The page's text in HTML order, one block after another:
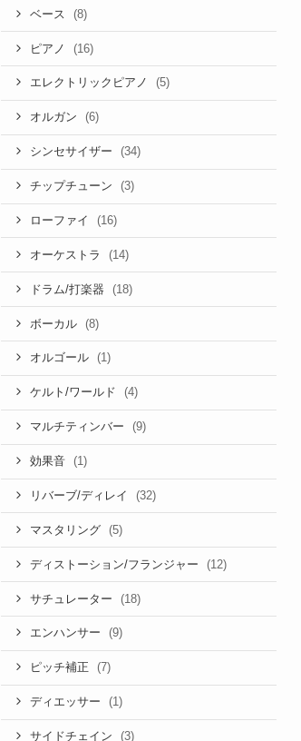
ベース (8)
ピアノ (16)
エレクトリックピアノ (5)
オルガン (6)
シンセサイザー (34)
チップチューン (3)
ローファイ (16)
オーケストラ (14)
ドラム/打楽器 (18)
ボーカル (8)
オルゴール (1)
ケルト/ワールド (4)
マルチティンバー (9)
効果音 (1)
リバーブ/ディレイ (32)
マスタリング (5)
ディストーション/フランジャー (12)
サチュレーター (18)
エンハンサー (9)
ピッチ補正 (7)
ディエッサー (1)
サイドチェイン (3)